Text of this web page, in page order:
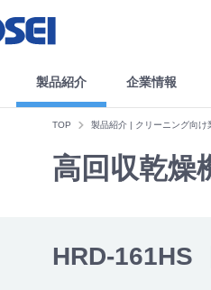
製品紹介 企業情報
TOP 製品紹介 | クリーニング向け
高回収乾燥
HRD-161HS